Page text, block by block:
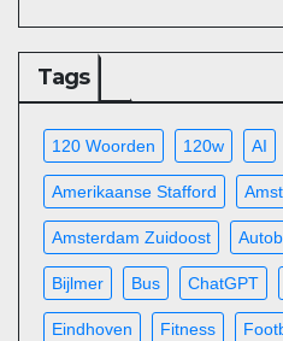
Tags
120 Woorden 120w AI
Amerikaanse Stafford
Amsterdam Zuidoost
Bijlmer Bus ChatGPT
Eindhoven Fitness